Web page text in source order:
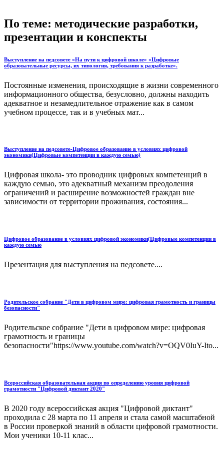
По теме: методические разработки,
презентации и конспекты
Выступление на педсовете «На пути к цифровой школе» «Цифровые
образовательные ресурсы, их типология, требования к разработке».
Постоянные изменения, происходящие в жизни современного
информационного общества, безусловно, должны находить
адекватное и незамедлительное отражение как в самом
учебном процессе, так и в учебных мат...
Выступление на педсовете-Цифровое образование в условиях цифровой
экономики(Цифровые компетенции в каждую семью)
Цифровая школа- это проводник цифровых компетенций в
каждую семью, это адекватный механизм преодоления
ограничений и расширение возможностей граждан вне
зависимости от территории проживания, состояния...
Цифровое образование в условиях цифровой экономики(Цифровые компетенции в
каждую семью
Презентация для выступления на педсовете....
Родительское собрание "Дети в цифровом мире: цифровая грамотность и границы
безопасности"
Родительское собрание "Дети в цифровом мире: цифровая
грамотность и границы
безопасности"https://www.youtube.com/watch?v=OQV0IuY-Ito...
Всероссийская образовательная акция по определению уровня цифровой
грамотности "Цифровой диктант 2020"
В 2020 году всероссийская акция "Цифровой диктант"
проходила с 28 марта по 11 апреля и стала самой масштабной
в России проверкой знаний в области цифровой грамотности.
Мои ученики 10-11 клас...